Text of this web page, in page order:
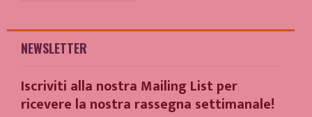
NEWSLETTER
Iscriviti alla nostra Mailing List per
ricevere la nostra rassegna settimanale!